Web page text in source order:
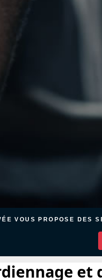
VOUS PROPOSE DES
et